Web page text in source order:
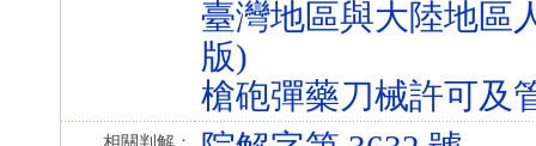
臺灣地區與大陸地區
版)
槍砲彈藥刀械許可及